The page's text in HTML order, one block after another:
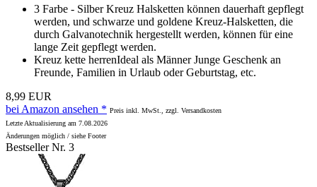
3 Farbe - Silber Kreuz Halsketten können dauerhaft gepflegt
werden, und schwarze und goldene Kreuz-Halsketten, die
durch Galvanotechnik hergestellt werden, können für eine
lange Zeit gepflegt werden.
Kreuz kette herrenIdeal als Männer Junge Geschenk an
Freunde, Familien in Urlaub oder Geburtstag, etc.
8,99 EUR
bei Amazon ansehen * Preis inkl. MwSt., zzgl. Versandkosten
Letzte Aktualisierung am 7.08.2026
Änderungen möglich / siehe Footer
Bestseller Nr. 3